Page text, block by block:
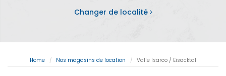
Changer de localité
Home Nos magasins de location Valle Isarco / Eisacktal